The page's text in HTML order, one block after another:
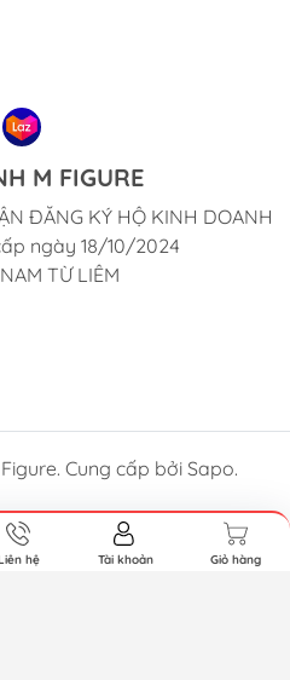
M FIGURE
ĐĂNG KÝ HỘ KINH DOANH
ngày 18/10/2024
TỪ LIÊM
Cung cấp bởi Sapo.
hệ Tài khoản Giỏ hàng